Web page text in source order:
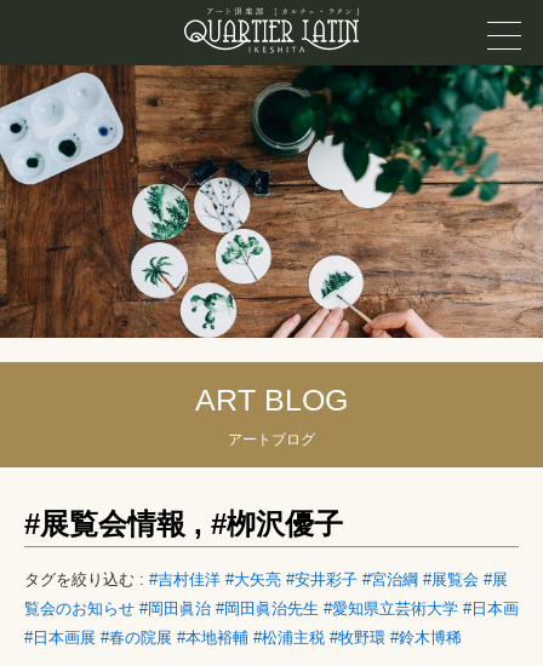
ART BLOG
アートブログ
#展覧会情報 , #栁沢優子
タグを絞り込む : #吉村佳洋 #大矢亮 #安井彩子 #宮治綱 #展覧会 #展
覧会のお知らせ #岡田眞治 #岡田眞治先生 #愛知県立芸術大学 #日本画
#日本画展 #春の院展 #本地裕輔 #松浦主税 #牧野環 #鈴木博稀